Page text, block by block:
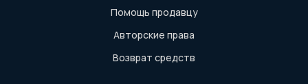
Помощь продавцу
Авторские права
Возврат средств